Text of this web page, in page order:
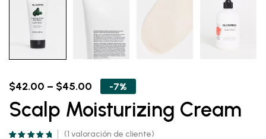
$42.00 – $45.00 Price
range:
$42.00
through
$45.00
-7%
Scalp Moisturizing Cream
(1 valoración de cliente)